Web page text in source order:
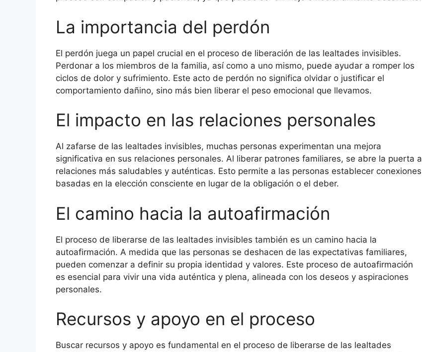
La importancia del perdón
El perdón juega un papel crucial en el proceso de liberación de las lealtades invisibles.
Perdonar a los miembros de la familia, así como a uno mismo, puede ayudar a romper los
ciclos de dolor y sufrimiento. Este acto de perdón no significa olvidar o justificar el
comportamiento dañino, sino más bien liberar el peso emocional que llevamos.
El impacto en las relaciones personales
Al zafarse de las lealtades invisibles, muchas personas experimentan una mejora
significativa en sus relaciones personales. Al liberar patrones familiares, se abre la puerta a
relaciones más saludables y auténticas. Esto permite a las personas establecer conexiones
basadas en la elección consciente en lugar de la obligación o el deber.
El camino hacia la autoafirmación
El proceso de liberarse de las lealtades invisibles también es un camino hacia la
autoafirmación. A medida que las personas se deshacen de las expectativas familiares,
pueden comenzar a definir su propia identidad y valores. Este proceso de autoafirmación
es esencial para vivir una vida auténtica y plena, alineada con los deseos y aspiraciones
personales.
Recursos y apoyo en el proceso
Buscar recursos y apoyo es fundamental en el proceso de liberarse de las lealtades